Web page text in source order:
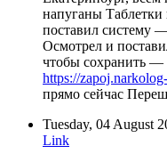
напуганы Таблетки
поставил систему
Осмотрел и
чтобы сохранить —
https://
прямо сейчас
Tuesday, 04 August
Link